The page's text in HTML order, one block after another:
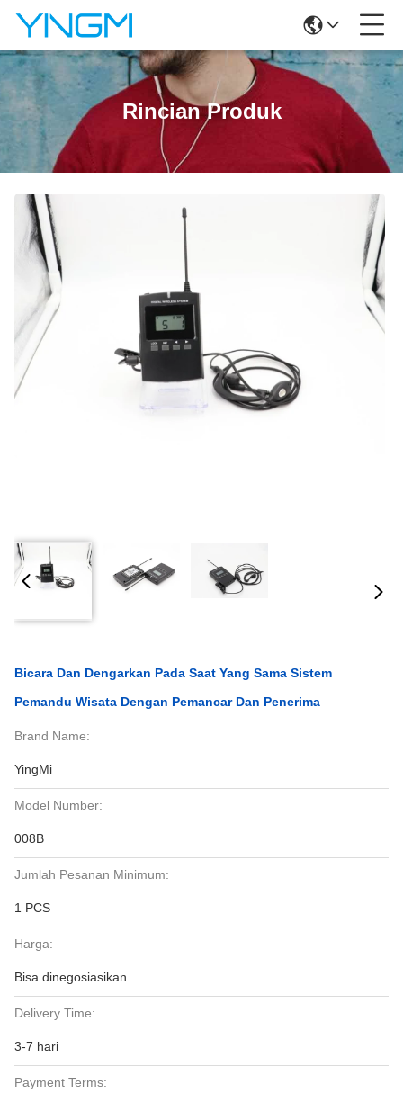
Rincian Produk
Bicara Dan Dengarkan Pada Saat Yang Sama Sistem
Pemandu Wisata Dengan Pemancar Dan Penerima
Brand Name:
YingMi
Model Number:
008B
Jumlah Pesanan Minimum:
1 PCS
Harga:
Bisa dinegosiasikan
Delivery Time:
3-7 hari
Payment Terms: